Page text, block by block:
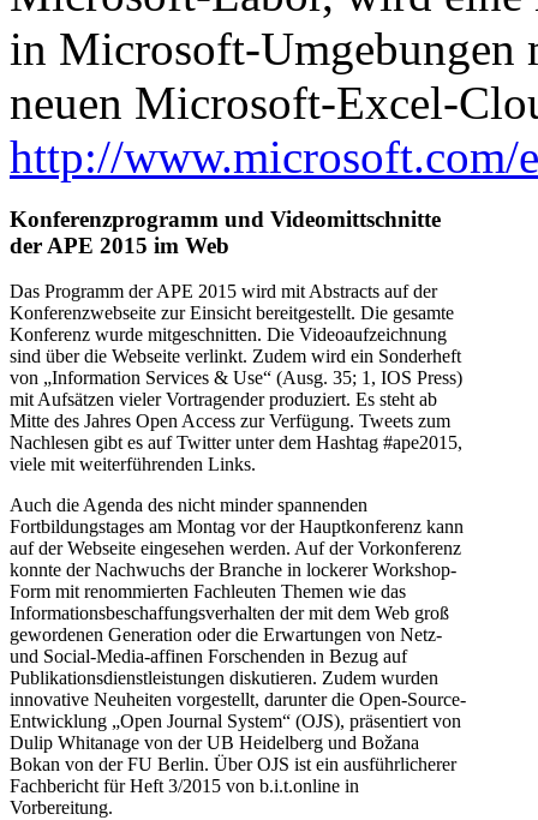
in Microsoft-Umgebungen
neuen Microsoft-Excel-
http://www.microsoft.com/
Konferenzprogramm und Videomittschnitte
der APE 2015 im Web
Das Programm der APE 2015 wird mit Abstracts auf der
Konferenzwebseite zur Einsicht bereitgestellt. Die gesamte
Konferenz wurde mitgeschnitten. Die Videoaufzeichnung
sind über die Webseite verlinkt. Zudem wird ein Sonderheft
von „Information Services & Use“ (Ausg. 35; 1, IOS Press)
mit Aufsätzen vieler Vortragender produziert. Es steht ab
Mitte des Jahres Open Access zur Verfügung. Tweets zum
Nachlesen gibt es auf Twitter unter dem Hashtag #ape2015,
viele mit weiterführenden Links.
Auch die Agenda des nicht minder spannenden
Fortbildungstages am Montag vor der Hauptkonferenz kann
auf der Webseite eingesehen werden. Auf der Vorkonferenz
konnte der Nachwuchs der Branche in lockerer Workshop-
Form mit renommierten Fachleuten Themen wie das
Informationsbeschaffungsverhalten der mit dem Web groß
gewordenen Generation oder die Erwartungen von Netz-
und Social-Media-affinen Forschenden in Bezug auf
Publikationsdienstleistungen diskutieren. Zudem wurden
innovative Neuheiten vorgestellt, darunter die Open-Source-
Entwicklung „Open Journal System“ (OJS), präsentiert von
Dulip Whitanage von der UB Heidelberg und Božana
Bokan von der FU Berlin. Über OJS ist ein ausführlicherer
Fachbericht für Heft 3/2015 von b.i.t.online in
Vorbereitung.